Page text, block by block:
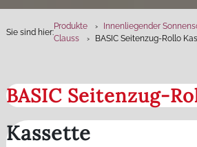
Sie sind hier:
Produkte Innenliegender
Clauss
BASIC Seitenzug-Rollo
BASIC Seitenzug-
Kassette